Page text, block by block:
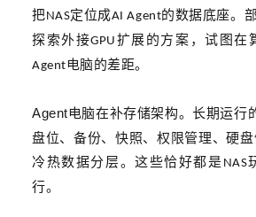
把NAS定位成AI Agent的数据底座。
探索外接GPU 扩展的方案，试图在
Agent电脑的差距。
Agent电脑在补存储架构。长期运行
盘位、备份、快照、权限管理、硬盘
冷热数据分层。这些恰好都是 NAS
行。